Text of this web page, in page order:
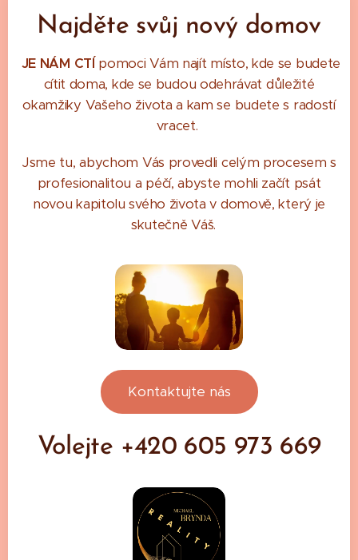
kancelář
komplex
u se
skvělou
pražský
ch
Stodůlká
Praze 5.
Budova
vyniká
svým
vým
designe
m,
vysokou
funkčnos
Najděte svůj nový domov
JE NÁM CTÍ pomoci Vám najít místo, kde se budete
cítit doma, kde se budou odehrávat důležité
okamžiky Vašeho života a kam se budete s radostí
vracet.
Jsme tu, abychom Vás provedli celým procesem s
profesionalitou a péčí, abyste mohli začít psát
novou kapitolu svého života v domově, který je
skutečně Váš.
Kontaktujte nás
Volejte +420 605 973 669